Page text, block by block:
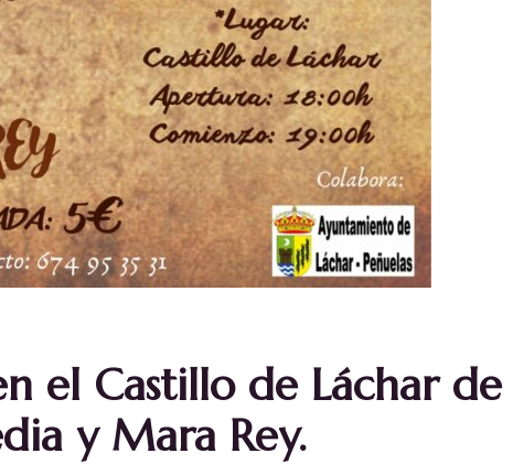
el Castillo de Láchar de
y Mara Rey.